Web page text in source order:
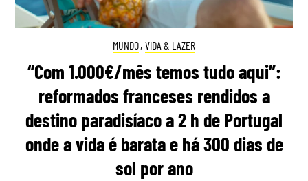
MUNDO, VIDA & LAZER
“Com 1.000€/mês temos tudo aqui”:
reformados franceses rendidos a
destino paradisíaco a 2 h de Portugal
onde a vida é barata e há 300 dias de
sol por ano